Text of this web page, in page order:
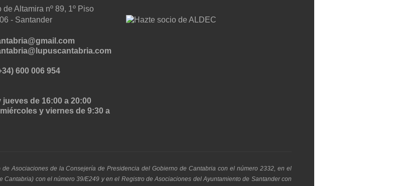
de Altamira nº 89, 1º Piso
- Santander
600 006 954
jueves de 16:00 a 20:00
y viernes de 9:30 a
Asociaciones de la Consejería de Presidencia del Gobierno de Cantabria con el número 2332, en el
con el número 39/E249 y en el Registro de Asociaciones del Ayuntamiento de Santander con